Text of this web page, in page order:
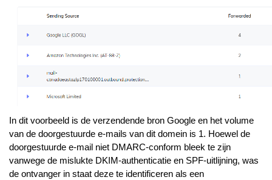
In dit voorbeeld is de verzendende bron Google en het volume
van de doorgestuurde e-mails van dit domein is 1. Hoewel de
doorgestuurde e-mail niet DMARC-conform bleek te zijn
vanwege de mislukte DKIM-authenticatie en SPF-uitlijning, was
de ontvanger in staat deze te identificeren als een